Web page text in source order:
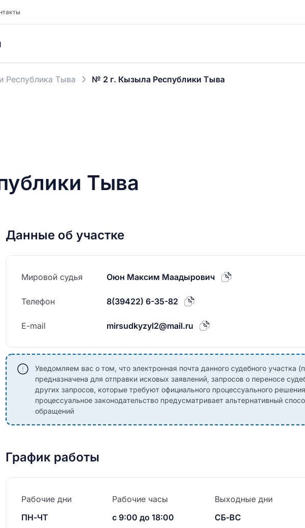
Республика Тыва № 2 г. Кызыла Республики Тыва
Тыва
Данные об участке
Мировой судья Оюн Максим Маадырович
Телефон 8(39422) 6-35-82
E-mail mirsudkyzyl2@mail.ru
Уведомляем вас о том, что электронная почта данного судебного участка
предназначена для отправки исковых заявлений, запросов о переносе
других запросов, которые требуют официального процессуального
процессуальное законодательство предусматривает альтернативный
обращений
График работы
Рабочие дни
ПН-ЧТ
Рабочие часы
с 9:00 до 18:00
Выходные дни
СБ-ВС